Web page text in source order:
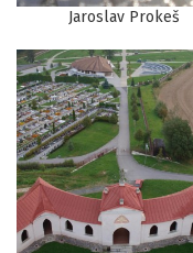
Jaroslav Prokeš